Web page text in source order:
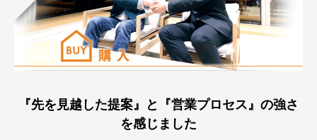
『先を見越した提案』と『営業プロセス』の強さ
を感じました